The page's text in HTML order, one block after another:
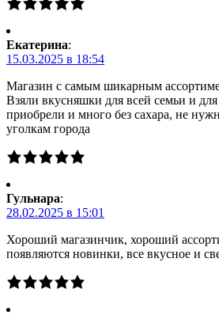
Екатерина:
15.03.2025 в 18:54
Магазин с самым шикарным
Взяли вкусняшки для всей семьи и
приобрели и много без сахара, не
уголкам города
Гульнара:
28.02.2025 в 15:01
Хороший магазинчик, хороший
появляются новинки, все вкусное и